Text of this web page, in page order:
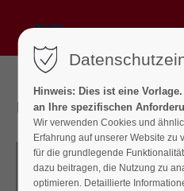
Unsere Stadträte
Hinweis: Dies ist eine
an Ihre spezifischen
Wir verwenden Cookies und
Erfahrung auf unserer Website zu
für die grundlegende
dazu beitragen, die Nutzung zu
optimieren. Detaillierte